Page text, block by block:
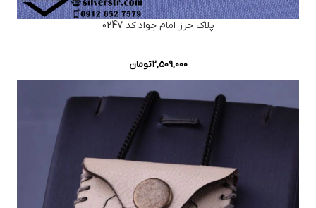
پلاک حرز امام جواد کد 0247
2,509,000تومان